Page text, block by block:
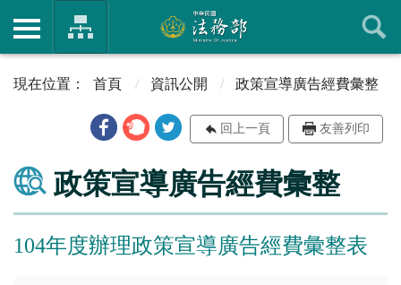
首頁 資訊公開 政策宣導廣告經費彙整
回上一頁 友善列印
政策宣導廣告經費彙整
104年度辦理政策宣導廣告經費彙整表